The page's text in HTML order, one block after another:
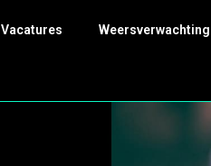
Vacatures Weersverwachting